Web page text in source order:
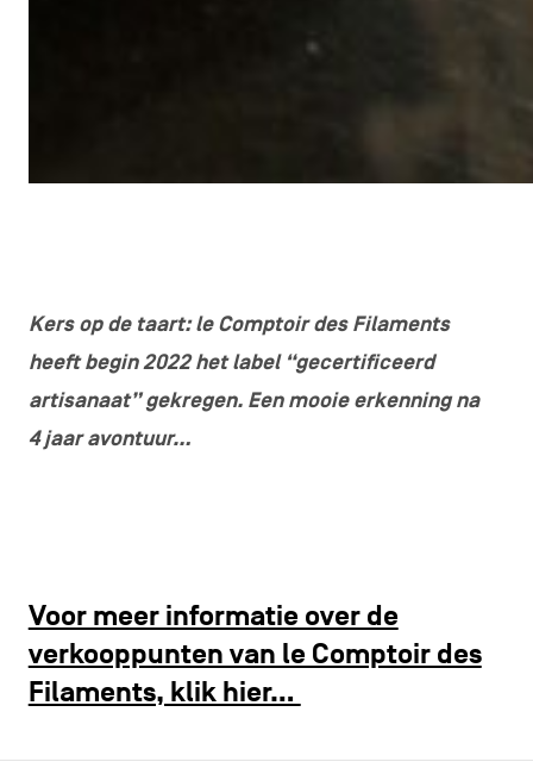
Kers op de taart: le Comptoir des Filaments
heeft begin 2022 het label “gecertificeerd
artisanaat” gekregen. Een mooie erkenning na
4 jaar avontuur…
Voor meer informatie over de
verkooppunten van le Comptoir des
Filaments, klik hier…